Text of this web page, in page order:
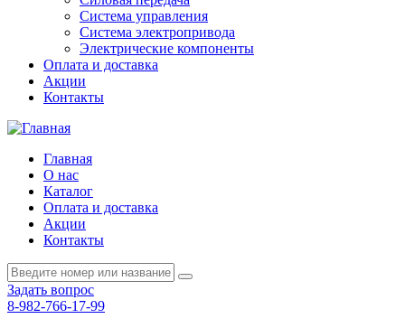
Система управления
Система электропривода
Электрические компоненты
Оплата и доставка
Акции
Контакты
Главная
О нас
Каталог
Оплата и доставка
Акции
Контакты
Задать вопрос
8-982-766-17-99